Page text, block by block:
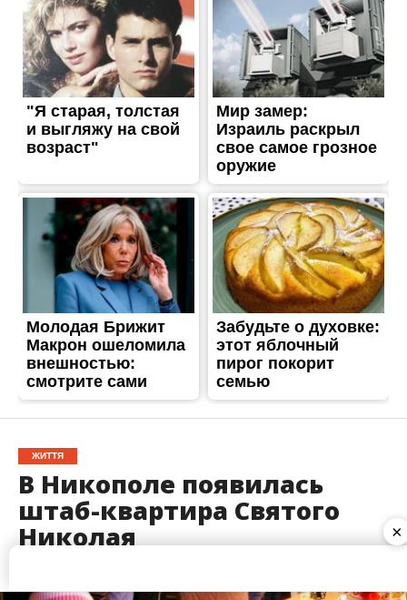
ЖИТТЯ
В Никополе появилась
штаб-квартира Святого
Николая ×